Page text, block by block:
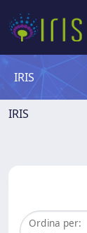
IRIS
IRIS
Ordina per: